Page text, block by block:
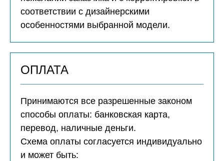
соответствии с дизайнерскими
особенностями выбранной модели.
ОПЛАТА
Принимаются все разрешенные законом
способы оплаты: банковская карта,
перевод, наличные деньги.
Схема оплаты согласуется индивидуально
и может быть: